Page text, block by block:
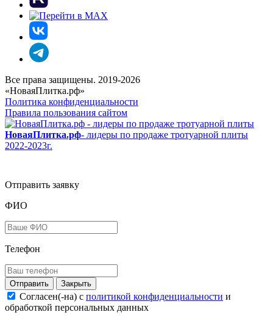
Все права защищены. 2019-2026
«НоваяПлитка.рф»
Политика конфиденциальности
Правила пользования сайтом
НоваяПлитка.рф- лидеры по продаже тротуарной плиты
2022-2023г.
Отправить заявку
ФИО
Телефон
Закрыть
Согласен(-на) c политикой конфиденциальности и
обработкой персональных данных